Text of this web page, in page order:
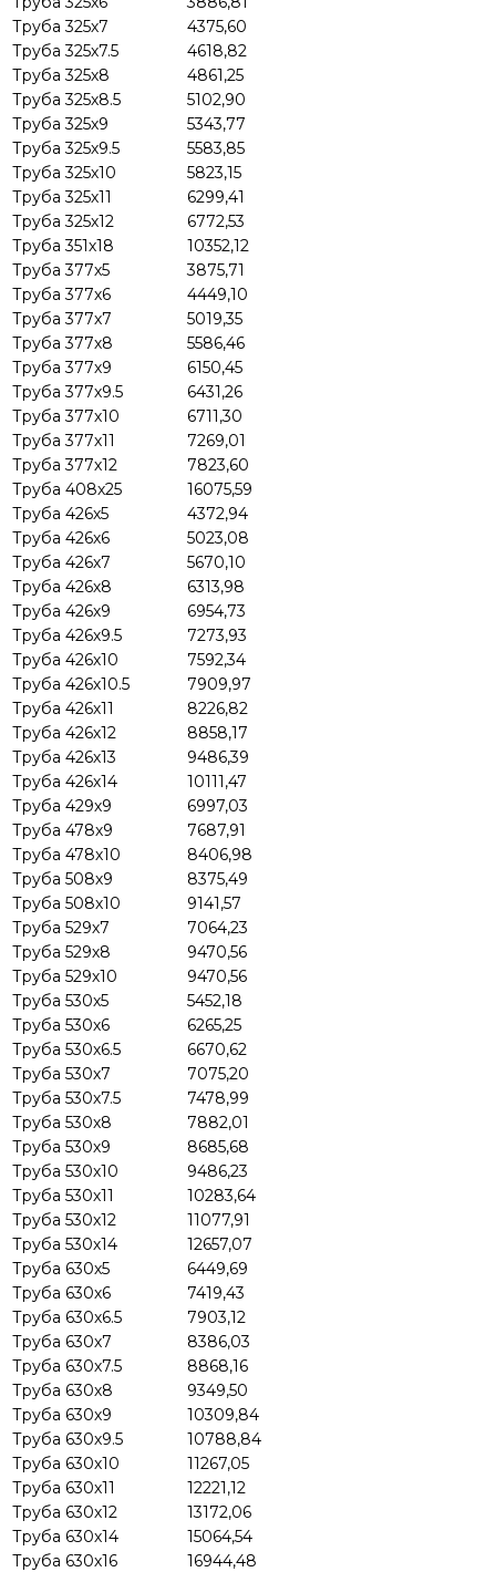
Труба 325х7
4375,60
Труба 325х7.5
4618,82
Труба 325х8
4861,25
Труба 325х8.5
5102,90
Труба 325х9
5343,77
Труба 325х9.5
5583,85
Труба 325х10
5823,15
Труба 325х11
6299,41
Труба 325х12
6772,53
Труба 351х18
10352,12
Труба 377х5
3875,71
Труба 377х6
4449,10
Труба 377х7
5019,35
Труба 377х8
5586,46
Труба 377х9
6150,45
Труба 377х9.5
6431,26
Труба 377х10
6711,30
Труба 377х11
7269,01
Труба 377х12
7823,60
Труба 408х25
16075,59
Труба 426х5
4372,94
Труба 426х6
5023,08
Труба 426х7
5670,10
Труба 426х8
6313,98
Труба 426х9
6954,73
Труба 426х9.5
7273,93
Труба 426х10
7592,34
Труба 426х10.5
7909,97
Труба 426х11
8226,82
Труба 426х12
8858,17
Труба 426х13
9486,39
Труба 426х14
10111,47
Труба 429х9
6997,03
Труба 478х9
7687,91
Труба 478х10
8406,98
Труба 508х9
8375,49
Труба 508х10
9141,57
Труба 529х7
7064,23
Труба 529х8
9470,56
Труба 529х10
9470,56
Труба 530х5
5452,18
Труба 530х6
6265,25
Труба 530х6.5
6670,62
Труба 530х7
7075,20
Труба 530х7.5
7478,99
Труба 530х8
7882,01
Труба 530х9
8685,68
Труба 530х10
9486,23
Труба 530х11
10283,64
Труба 530х12
11077,91
Труба 530х14
12657,07
Труба 630х5
6449,69
Труба 630х6
7419,43
Труба 630х6.5
7903,12
Труба 630х7
8386,03
Труба 630х7.5
8868,16
Труба 630х8
9349,50
Труба 630х9
10309,84
Труба 630х9.5
10788,84
Труба 630х10
11267,05
Труба 630х11
12221,12
Труба 630х12
13172,06
Труба 630х14
15064,54
Труба 630х16
16944,48